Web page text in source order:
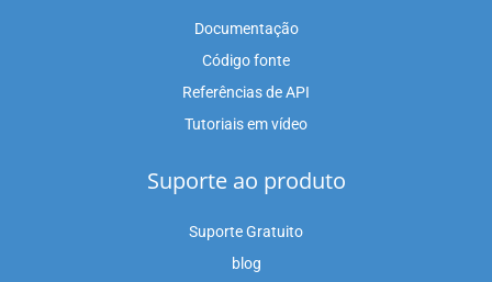
Documentação
Código fonte
Referências de API
Tutoriais em vídeo
Suporte ao produto
Suporte Gratuito
blog